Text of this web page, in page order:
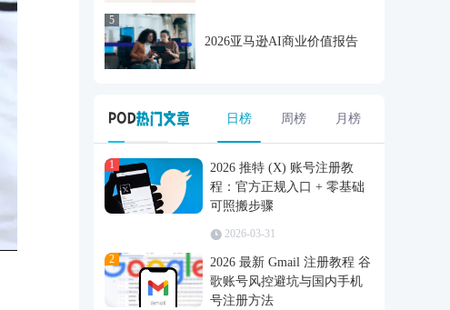
5
2026亚马逊AI商业价值报告
日榜 周榜 月榜
1
2026 推特 (X) 账号注册教
程：官方正规入口 + 零基础
可照搬步骤
2026-03-31
2
2026 最新 Gmail 注册教程 谷
歌账号风控避坑与国内手机
号注册方法